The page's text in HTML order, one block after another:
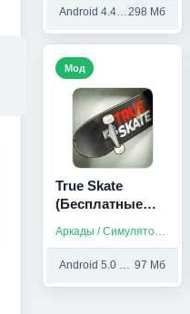
Android 4.4 и выше298 Мб
True Skate
(Бесплатные
меню)
Аркады / Симуляторы / Спортивные / Платные
Android 5.0 и выше 97 Мб
Мод